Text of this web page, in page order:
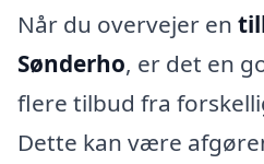
Når du overvejer en
Sønderho, er det en
flere tilbud fra
Dette kan være